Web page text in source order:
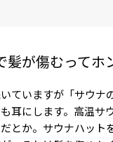
髪が傷むってホ
ていますが「サウナ
耳にします。高温サ
とか。サウナハット